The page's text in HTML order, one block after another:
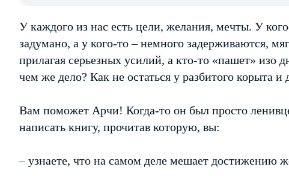
У каждого из нас есть цели, желания, мечты. У
задумано, а у кого-то – немного задерживаются,
прилагая серьезных усилий, а кто-то «пашет» изо
чем же дело? Как не остаться у разбитого корыта и
Вам поможет Арчи! Когда-то он был просто
написать книгу, прочитав которую, вы:
– узнаете, что на самом деле мешает достижению